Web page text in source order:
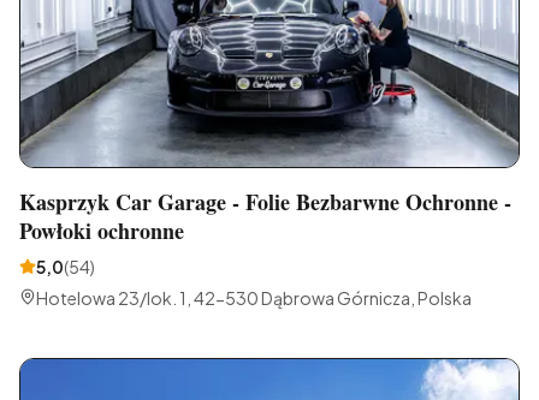
Kasprzyk Car Garage - Folie Bezbarwne Ochronne -
Powłoki ochronne
5,0(54)
Hotelowa 23/lok. 1, 42-530 Dąbrowa Górnicza, Polska